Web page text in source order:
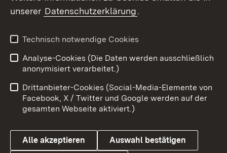
Link zum Landesportal
unserer Datenschutzerklärung.
Technisch notwendige Cookies
Analyse-Cookies (Die Daten werden ausschließlich
anonymisiert verarbeitet.)
Drittanbieter-Cookies (Social-Media-Elemente von
Facebook, X / Twitter und Google werden auf der
gesamten Webseite aktiviert.)
Alle akzeptieren Auswahl bestätigen